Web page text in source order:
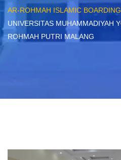
AR-ROHMAH ISLAMIC
UNIVERSITAS MUHAMMADIYAH
ROHMAH PUTRI MALANG